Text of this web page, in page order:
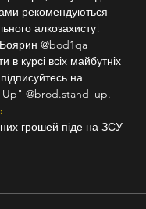
рекомендуються
алкозахисту!
@bod1qa
в курсі всіх майбутніх
на
@brod.stand_up.
грошей піде на ЗСУ